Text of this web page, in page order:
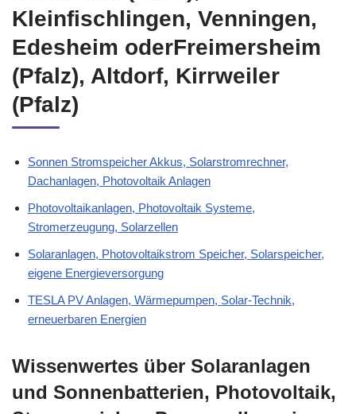
Hochstadt (Pfalz),
Kleinfischlingen, Venningen,
Edesheim oderFreimersheim
(Pfalz), Altdorf, Kirrweiler
Dachanlagen, Photovoltaik Anlagen
Stromerzeugung, Solarzellen
eigene Energieversorgung
Wissenwertes über Solaranlagen